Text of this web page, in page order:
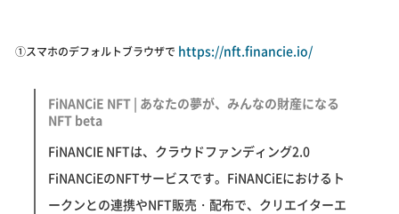
①スマホのデフォルトブラウザで https://nft.financie.io/
FiNANCiE NFT | あなたの夢が、みんなの財産になる
NFT beta
FiNANCIE NFTは、クラウドファンディング2.0
FiNANCiEのNFTサービスです。FiNANCiEにおけるト
ークンとの連携やNFT販売・配布で、クリエイターエ